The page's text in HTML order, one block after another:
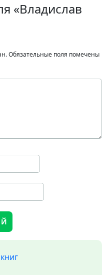
«Владислав
Обязательные поля помечены